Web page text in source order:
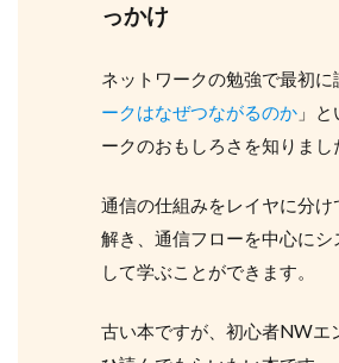
っかけ
ネットワークの勉強で最初に
ークはなぜつながるのか 」
ークのおもしろさを知りまし
通信の仕組みをレイヤに分け
解き、通信フローを中心に
して学ぶことができます。
古い本ですが、初心者NWエ